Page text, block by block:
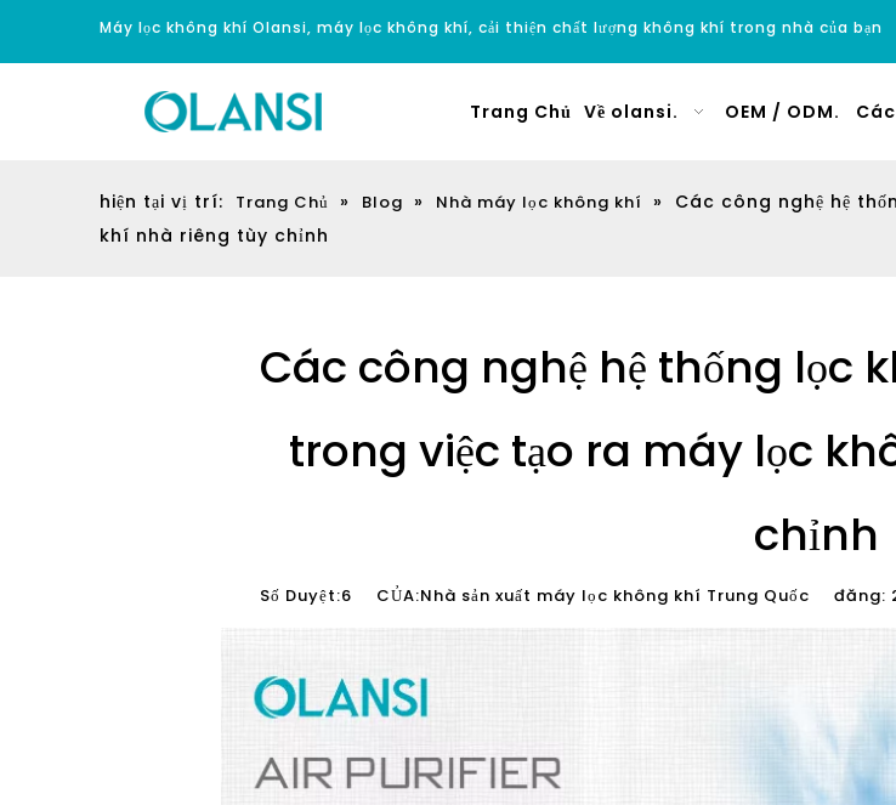
Máy lọc không khí Olansi, máy lọc không khí, cải thiện chất lượng không khí trong nhà của bạn
Trang Chủ Về olansi. OEM / ODM.
hiện tại vị trí: Trang Chủ » Blog » Nhà máy lọc không khí »
Các công nghệ hệ
khí nhà riêng tùy chỉnh
Các công nghệ hệ thống lọc
trong việc tạo ra máy lọc
chỉnh
Số Duyệt:6 CỦA:Nhà sản xuất máy lọc không khí Trung Quốc